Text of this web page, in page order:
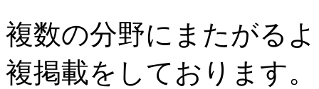
複数の分野にまたがる
複掲載をしております。